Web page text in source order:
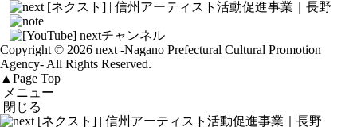
Copyright © 2026 next -Nagano Prefectural Cultural Promotion
Agency- All Rights Reserved.
▲ Page Top
メニュー
閉じる